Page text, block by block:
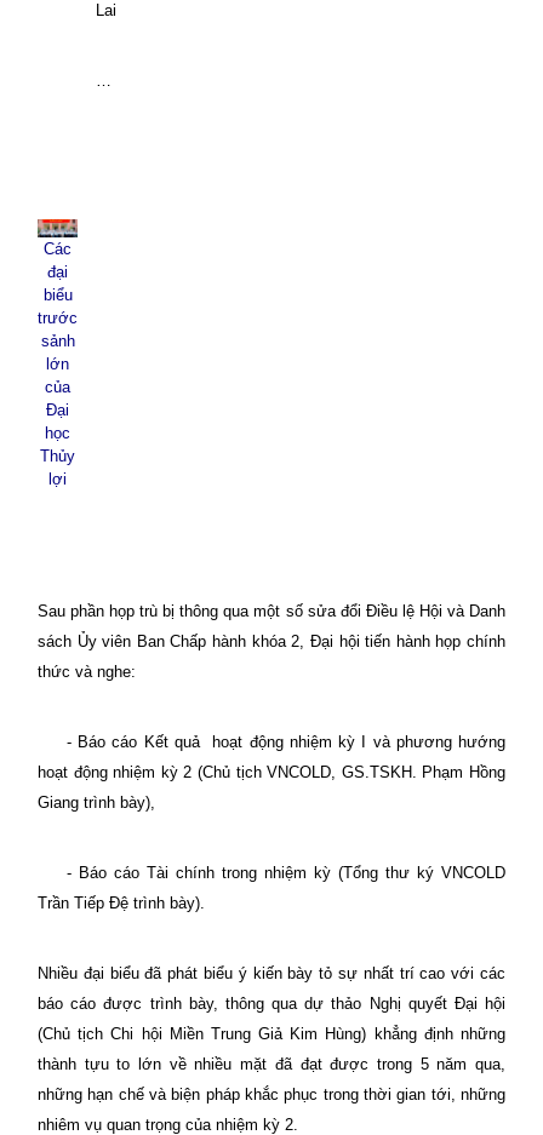
Lai
…
Các
đại
biểu
trước
sảnh
lớn
của
Đại
học
Thủy
lợi
Sau phần họp trù bị thông qua một số sửa đổi Điều lệ Hội và Danh
sách Ủy viên Ban Chấp hành khóa 2, Đại hội tiến hành họp chính
thức và nghe:
- Báo cáo Kết quả
hoạt động nhiệm kỳ I và phương hướng
hoạt động nhiệm kỳ 2 (Chủ tịch VNCOLD, GS.TSKH. Phạm Hồng
Giang trình bày),
- Báo cáo Tài chính trong nhiệm kỳ (Tổng thư ký VNCOLD
Trần Tiếp Đệ trình bày).
Nhiều đại biểu đã phát biểu ý kiến bày tỏ sự nhất trí cao với các
báo cáo được trình bày, thông qua dự thảo Nghị quyết Đại hội
(Chủ tịch Chi hội Miền Trung Giả Kim Hùng) khẳng định những
thành tựu to lớn về nhiều mặt đã đạt được trong 5 năm qua,
những hạn chế và biện pháp khắc phục trong thời gian tới, những
nhiêm vụ quan trọng của nhiệm kỳ 2.